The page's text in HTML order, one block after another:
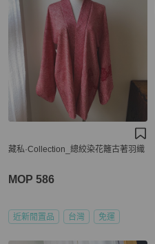
藏私·Collection_總絞染花籬古著羽織
MOP 586
近新閒置品 台灣 免運